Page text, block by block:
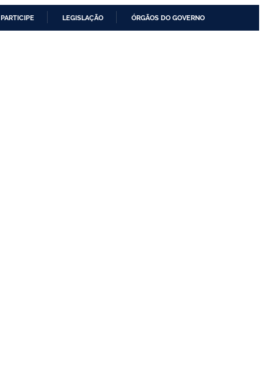
PARTICIPE LEGISLAÇÃO ÓRGÃOS DO GOVERNO